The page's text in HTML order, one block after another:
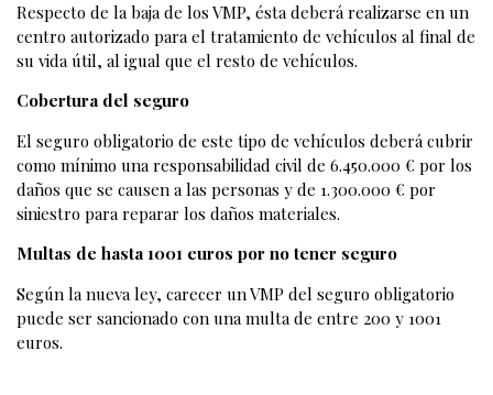
Respecto de la baja de los VMP, ésta deberá realizarse en un
centro autorizado para el tratamiento de vehículos al final de
su vida útil, al igual que el resto de vehículos.
Cobertura del seguro
El seguro obligatorio de este tipo de vehículos deberá cubrir
como mínimo una responsabilidad civil de 6.450.000 € por los
daños que se causen a las personas y de 1.300.000 € por
siniestro para reparar los daños materiales.
Multas de hasta 1001 euros por no tener seguro
Según la nueva ley, carecer un VMP del seguro obligatorio
puede ser sancionado con una multa de entre 200 y 1001
euros.